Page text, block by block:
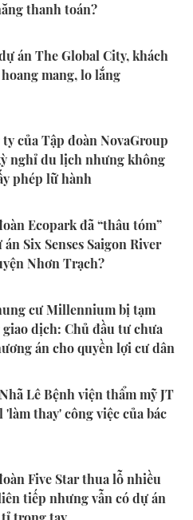
thanh toán?
án The Global City, khách
mang, lo lắng
ty của Tập đoàn NovaGroup
nghỉ du lịch nhưng không
phép lữ hành
Ecopark đã “thâu tóm”
Six Senses Saigon River
Nhơn Trạch?
cư Millennium bị tạm
dịch: Chủ đầu tư chưa
án cho quyền lợi cư dân
Lê Bệnh viện thẩm mỹ JT
'làm thay' công việc của bác
Five Star thua lỗ nhiều
tiếp nhưng vẫn có dự án